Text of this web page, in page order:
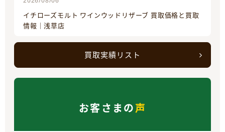
イチローズモルト ワインウッドリザーブ 買取価格と買取
情報｜浅草店
買取実績リスト
お客さまの声